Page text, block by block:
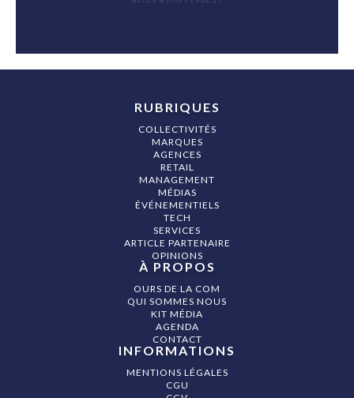
RUBRIQUES
COLLECTIVITÉS
MARQUES
AGENCES
RETAIL
MANAGEMENT
MÉDIAS
ÉVÉNEMENTIELS
TECH
SERVICES
ARTICLE PARTENAIRE
OPINIONS
À PROPOS
OURS DE LA COM
QUI SOMMES NOUS
KIT MÉDIA
AGENDA
CONTACT
INFORMATIONS
MENTIONS LÉGALES
CGU